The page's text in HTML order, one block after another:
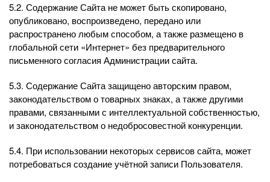
5.2. Содержание Сайта не может быть скопировано,
опубликовано, воспроизведено, передано или
распространено любым способом, а также размещено в
глобальной сети «Интернет» без предварительного
письменного согласия Администрации сайта.
5.3. Содержание Сайта защищено авторским правом,
законодательством о товарных знаках, а также другими
правами, связанными с интеллектуальной собственностью,
и законодательством о недобросовестной конкуренции.
5.4. При использовании некоторых сервисов сайта, может
потребоваться создание учётной записи Пользователя.